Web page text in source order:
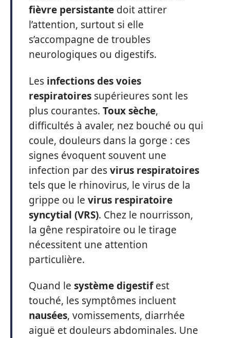
fièvre persistante doit attirer
l’attention, surtout si elle
s’accompagne de troubles
neurologiques ou digestifs.
Les infections des voies
respiratoires supérieures sont les
plus courantes. Toux sèche,
difficultés à avaler, nez bouché ou qui
coule, douleurs dans la gorge : ces
signes évoquent souvent une
infection par desvirus respiratoires
tels que le rhinovirus, le virus de la
grippe ou le virus respiratoire
syncytial (VRS). Chez le nourrisson,
la gêne respiratoire ou le tirage
nécessitent une attention
particulière.
Quand le système digestifest
touché, les symptômes incluent
nausées, vomissements, diarrhée
aiguë et douleurs abdominales. Une